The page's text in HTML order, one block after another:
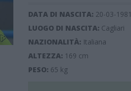
DATA DI NASCITA: 20-03-1981
LUOGO DI NASCITA: Cagliari
NAZIONALITÀ: Italiana
ALTEZZA: 169 cm
PESO: 65 kg